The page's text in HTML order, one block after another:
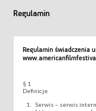
Regulamin
Regulamin świadczenia
§ 1
Definicje
Serwis – serwis